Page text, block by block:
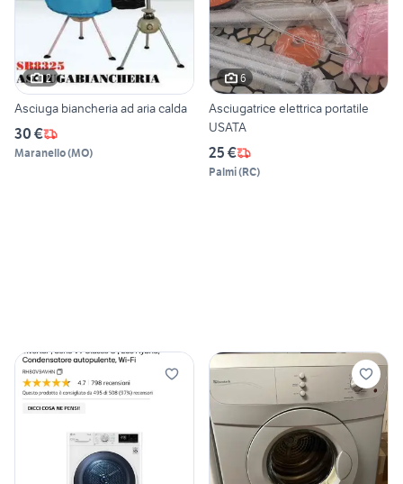
2
Asciuga biancheria ad aria calda
30 €
Maranello(MO)
6
Asciugatrice elettrica portatile
USATA
25 €
Palmi(RC)